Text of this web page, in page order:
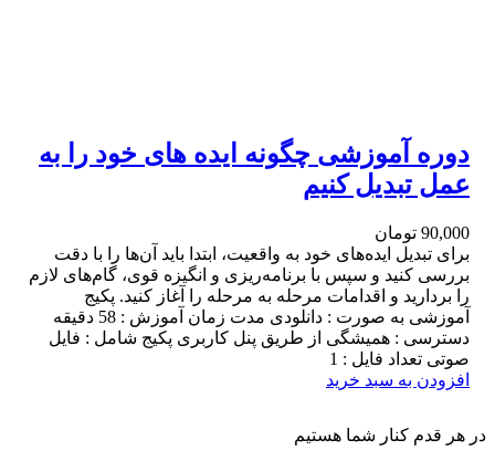
دوره آموزشی چگونه ایده های خود را به
عمل تبدیل کنیم
90,000 تومان
برای تبدیل ایده‌های خود به واقعیت، ابتدا باید آن‌ها را با دقت
بررسی کنید و سپس با برنامه‌ریزی و انگیزه قوی، گام‌های لازم
را بردارید و اقدامات مرحله به مرحله را آغاز کنید. پکیج
آموزشی به صورت : دانلودی مدت زمان آموزش : 58 دقیقه
دسترسی : همیشگی از طریق پنل کاربری پکیج شامل : فایل
صوتی تعداد فایل : 1
افزودن به سبد خرید
در هر قدم کنار شما هستیم